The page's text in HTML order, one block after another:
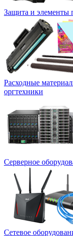
Защита и элементы
Расходные
оргтехники
Серверное
Сетевое